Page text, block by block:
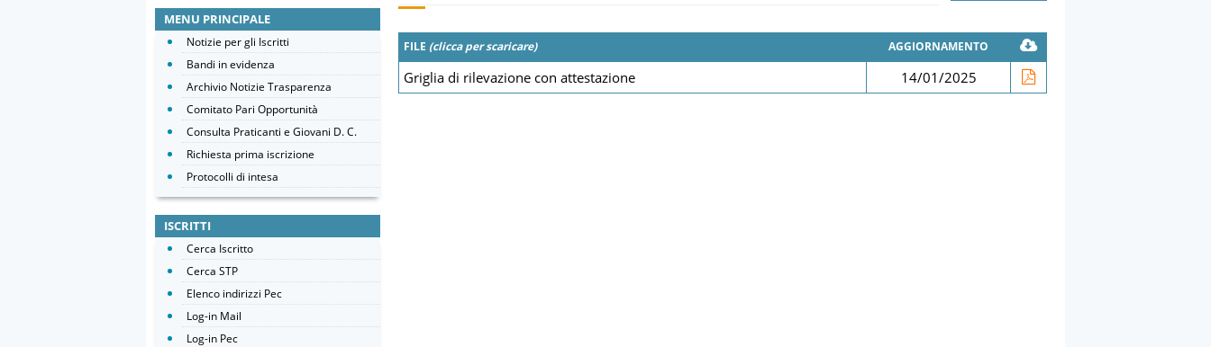
FILE (clicca per scaricare) AGGIORNAMENTO
Griglia di rilevazione con attestazione 14/01/2025
MENU PRINCIPALE
Notizie per gli Iscritti
Bandi in evidenza
Archivio Notizie Trasparenza
Comitato Pari Opportunità
Consulta Praticanti e Giovani D. C.
Richiesta prima iscrizione
Protocolli di intesa
ISCRITTI
Cerca Iscritto
Cerca STP
Elenco indirizzi Pec
Log-in Mail
Log-in Pec